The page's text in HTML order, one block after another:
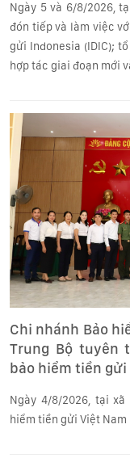
Ngày 5 và 6/8/2026,
đón tiếp và làm việc
gửi Indonesia (IDIC);
hợp tác giai đoạn mới
Chi nhánh Bảo
Trung Bộ tuyên
bảo hiểm tiền gửi
Ngày 4/8/2026, tại xã
hiểm tiền gửi Việt Nam